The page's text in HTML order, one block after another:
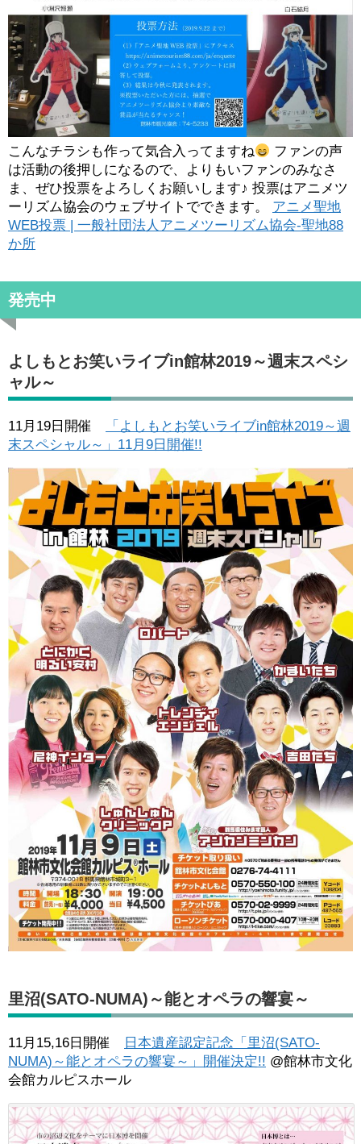
こんなチラシも作って気合入ってますね
ファンの声
は活動の後押しになるので、よりもいファンのみなさ
ま、ぜひ投票をよろしくお願いします♪ 投票はアニメツ
ーリズム協会のウェブサイトでできます。 アニメ聖地
WEB投票 | 一般社団法人アニメツーリズム協会-聖地88
か所
発売中
よしもとお笑いライブin館林2019～週末スペシ
ャル～
11月19日開催
「よしもとお笑いライブin館林2019～週
末スペシャル～」11月9日開催!!
里沼(SATO-NUMA)～能とオペラの響宴～
11月15,16日開催
日本遺産認定記念「里沼(SATO-
NUMA)～能とオペラの響宴～」開催決定!! @館林市文化
会館カルピスホール